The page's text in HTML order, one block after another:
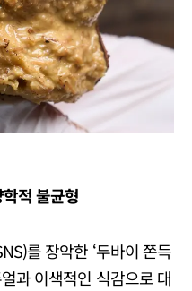
적 불균형
를 장악한 ‘두바이 쫀득
과 이색적인 식감으로 대